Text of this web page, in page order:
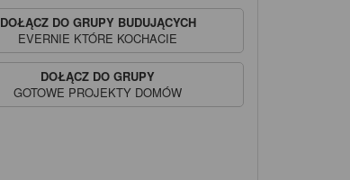
DOŁĄCZ DO GRUPY BUDUJĄCYCH
EVERNIE KTÓRE KOCHACIE
DOŁĄCZ DO GRUPY
GOTOWE PROJEKTY DOMÓW